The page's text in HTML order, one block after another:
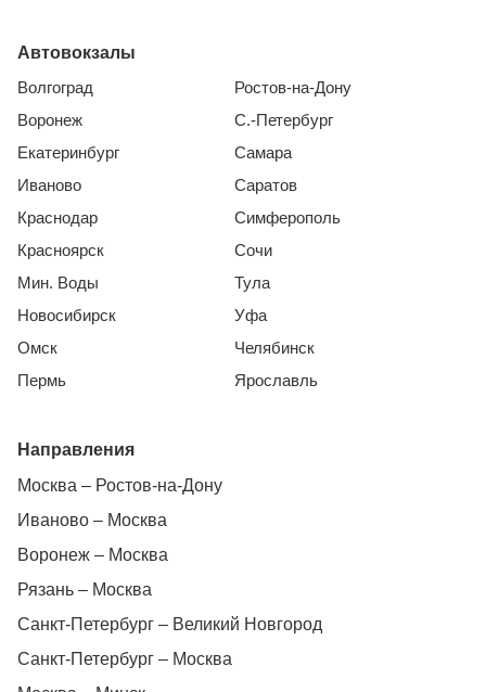
Автовокзалы
Волгоград
Воронеж
Екатеринбург
Иваново
Краснодар
Красноярск
Мин. Воды
Новосибирск
Омск
Пермь
Ростов-на-Дону
С.-Петербург
Самара
Саратов
Симферополь
Сочи
Тула
Уфа
Челябинск
Ярославль
Направления
Москва – Ростов-на-Дону
Иваново – Москва
Воронеж – Москва
Рязань – Москва
Санкт-Петербург – Великий Новгород
Санкт-Петербург – Москва